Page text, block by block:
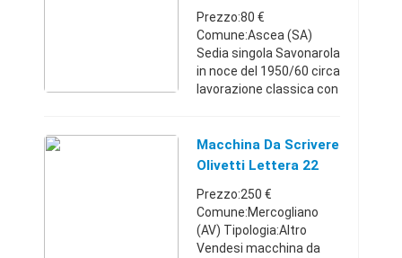
...
Del 1950/60
Prezzo:80 €
Comune:Ascea (SA)
Sedia singola Savonarola
in noce del 1950/60 circa
lavorazione classica con
sempre con gli stessi
intarsi, ma con fiore c ...
Macchina Da Scrivere
Olivetti Lettera 22
Del 1950
Prezzo:250 €
Comune:Mercogliano
(AV) Tipologia:Altro
Vendesi macchina da